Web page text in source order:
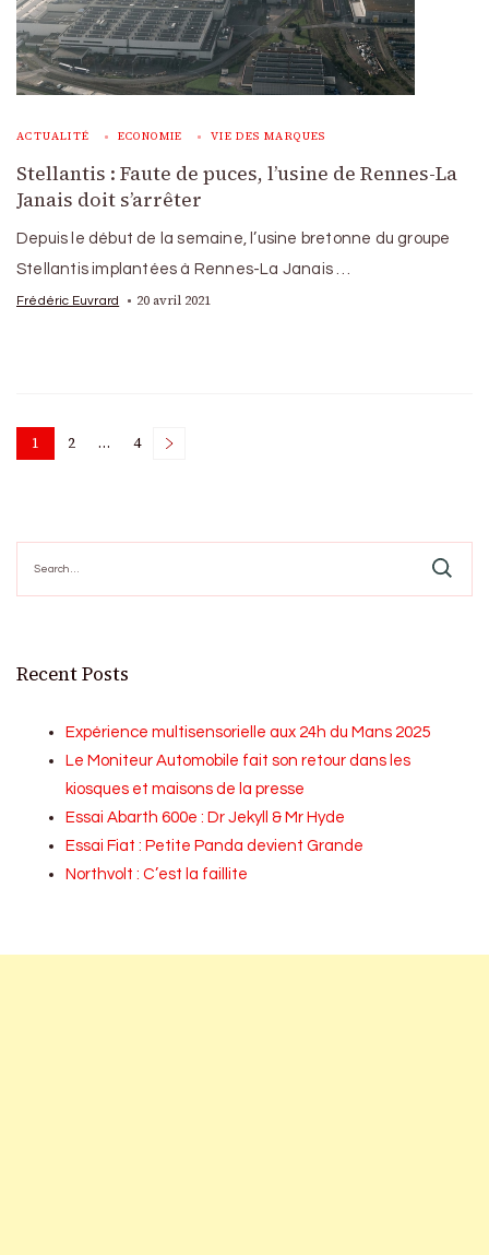
ACTUALITÉ ECONOMIE VIE DES MARQUES
Stellantis : Faute de puces, l’usine de Rennes-La
Janais doit s’arrêter
Depuis le début de la semaine, l’usine bretonne du groupe
Stellantis implantées à Rennes-La Janais …
Frédéric Euvrard 20 avril 2021
Posts
Page
1 Page
2 … Page
4
for:
Recent Posts
Expérience multisensorielle aux 24h du Mans 2025
Le Moniteur Automobile fait son retour dans les
kiosques et maisons de la presse
Essai Abarth 600e : Dr Jekyll & Mr Hyde
Essai Fiat : Petite Panda devient Grande
Northvolt : C’est la faillite